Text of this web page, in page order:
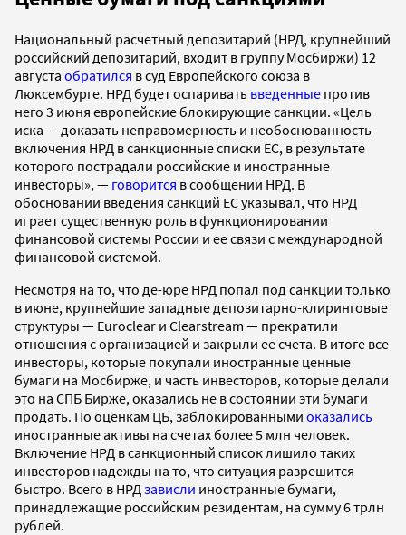
Национальный расчетный депозитарий (НРД, крупнейший
российский депозитарий, входит в группу Мосбиржи) 12
августа обратился в суд Европейского союза в
Люксембурге. НРД будет оспаривать введенные против
него 3 июня европейские блокирующие санкции. «Цель
иска — доказать неправомерность и необоснованность
включения НРД в санкционные списки ЕС, в результате
которого пострадали российские и иностранные
инвесторы», — говорится в сообщении НРД. В
обосновании введения санкций ЕС указывал, что НРД
играет существенную роль в функционировании
финансовой системы России и ее связи с международной
финансовой системой.
Несмотря на то, что де-юре НРД попал под санкции только
в июне, крупнейшие западные депозитарно-клиринговые
структуры — Euroclear и Clearstream — прекратили
отношения с организацией и закрыли ее счета. В итоге все
инвесторы, которые покупали иностранные ценные
бумаги на Мосбирже, и часть инвесторов, которые делали
это на СПБ Бирже, оказались не в состоянии эти бумаги
продать. По оценкам ЦБ, заблокированными оказались
иностранные активы на счетах более 5 млн человек.
Включение НРД в санкционный список лишило таких
инвесторов надежды на то, что ситуация разрешится
быстро. Всего в НРД зависли иностранные бумаги,
принадлежащие российским резидентам, на сумму 6 трлн
рублей.